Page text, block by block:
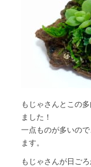
もじゃさんとこの
ました！
一点ものが多いの
ます。
もじゃさんが日ご